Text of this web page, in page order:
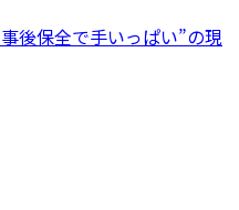
後保全で手いっぱい”の現